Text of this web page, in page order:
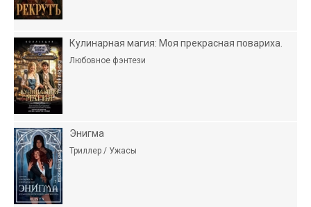
Кулинарная магия: Моя прекрасная повариха.
Любовное фэнтези
Энигма
Триллер / Ужасы